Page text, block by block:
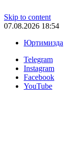
Skip to content
07.08.2026 18:54
Юртимизда
Telegram
Instagram
Facebook
YouTube